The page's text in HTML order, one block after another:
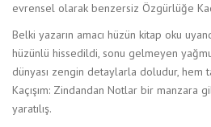
evrensel olarak benzersiz Özgürlüğe
Belki yazarın amacı hüzün kitap oku
hüzünlü hissedildi, sonu gelmeyen
dünyası zengin detaylarla doludur, hem
Kaçışım: Zindandan Notlar bir manzara
yaratılış.